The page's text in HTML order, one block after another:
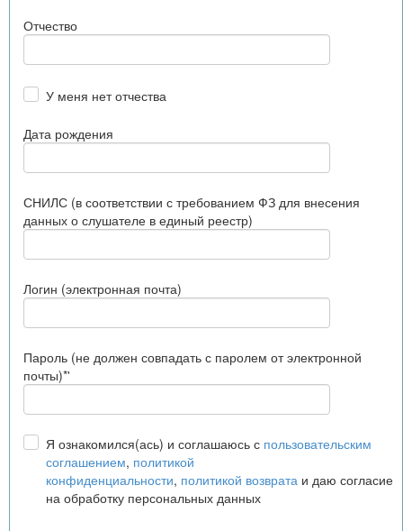
Отчество
У меня нет отчества
Дата рождения
СНИЛС (в соответствии с требованием ФЗ для внесения
данных о слушателе в единый реестр)
Логин (электронная почта)
Пароль (не должен совпадать с паролем от электронной
почты)*'
Я ознакомился(ась) и соглашаюсь с пользовательским
соглашением, политикой
конфиденциальности, политикой возврата и даю согласие
на обработку персональных данных